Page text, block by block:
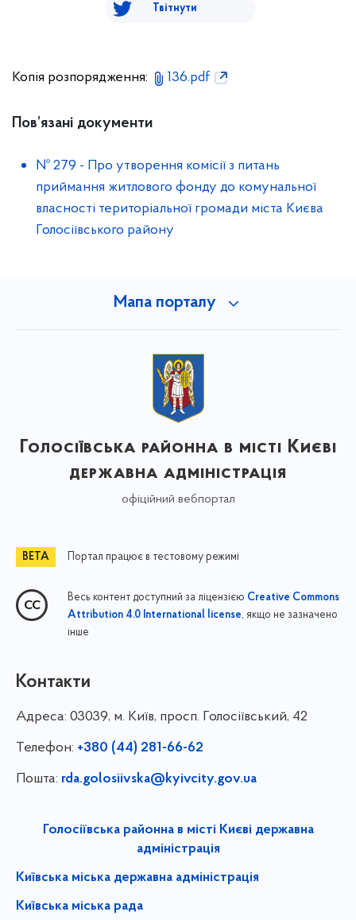
Твітнути
Копія розпорядження: 136.pdf
Пов’язані документи
№ 279 - Про утворення комісії з питань
приймання житлового фонду до комунальної
власності територіальної громади міста Києва
Голосіївського району
Мапа порталу
Голосіївська районна в місті Києві
державна адміністрація
офіційний вебпортал
Портал працює в тестовому режимі
Весь контент доступний за ліцензією Creative Commons
Attribution 4.0 International license, якщо не зазначено
інше
Контакти
Адреса: 03039, м. Київ, просп. Голосіївський, 42
Телефон: +380 (44) 281-66-62
Пошта: rda.golosiivska@kyivcity.gov.ua
Голосіївська районна в місті Києві державна
адміністрація
Київська міська державна адміністрація
Київська міська рада